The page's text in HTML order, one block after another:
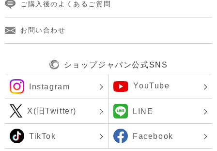
ご購入後のよくあるご質問
お問い合わせ
ショップジャパン公式SNS
Instagram YouTube
X(旧Twitter) LINE
TikTok Facebook